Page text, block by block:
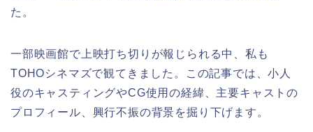
た。
一部映画館で上映打ち切りが報じられる中、私も
TOHOシネマズで観てきました。この記事では、小人
役のキャスティングやCG使用の経緯、主要キャストの
プロフィール、興行不振の背景を掘り下げます。